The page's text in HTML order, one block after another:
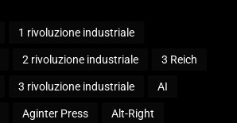
1 rivoluzione industriale
2 rivoluzione industriale 3 Reich
3 rivoluzione industriale AI
Aginter Press Alt-Right